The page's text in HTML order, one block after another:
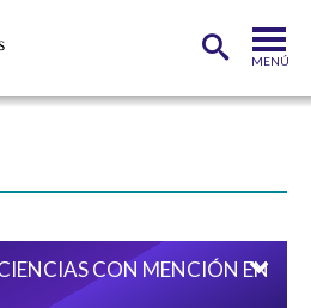
MENÚ
CON MENCIÓN EN